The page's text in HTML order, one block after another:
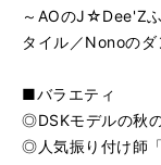
～AOのJ☆Dee'Z
タイル／Nonoの
■バラエティ
◎DSKモデルの秋
◎人気振り付け師